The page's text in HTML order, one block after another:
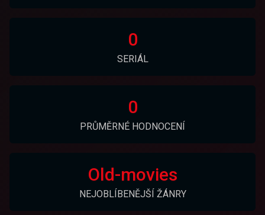
0
SERIÁL
0
PRŮMĚRNÉ HODNOCENÍ
Old-movies
NEJOBLÍBENĚJŠÍ ŽÁNRY